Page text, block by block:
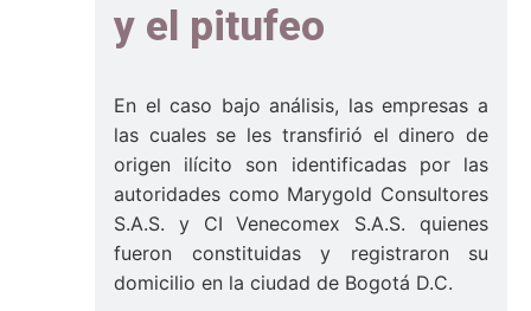
y el pitufeo
En el caso bajo análisis, las empresas a
las cuales se les transfirió el dinero de
origen ilícito son identificadas por las
autoridades como Marygold Consultores
S.A.S. y CI Venecomex S.A.S. quienes
fueron constituidas y registraron su
domicilio en la ciudad de Bogotá D.C.